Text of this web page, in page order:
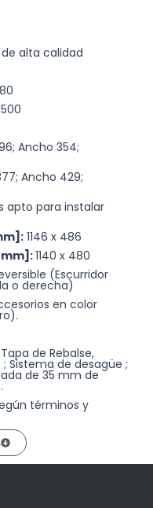
alta calidad
80
500
Ancho 354;
Ancho 429;
apto para instalar
1146 x 486
1140 x 480
(Escurridor
o derecha)
en color
de Rebalse,
Sistema de desagüe ;
de 35 mm de
términos y